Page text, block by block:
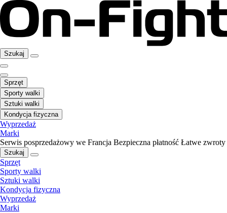
Szukaj
Sprzęt
Sporty walki
Sztuki walki
Kondycja fizyczna
Wyprzedaż
Marki
Serwis posprzedażowy we Francja Bezpieczna płatność Łatwe zwroty
Szukaj
Sprzęt
Sporty walki
Sztuki walki
Kondycja fizyczna
Wyprzedaż
Marki